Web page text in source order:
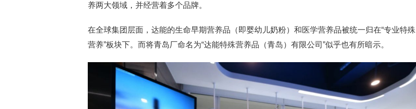
养两大领域，并经营着多个品牌。
在全球集团层面，达能的生命早期营养品（即婴幼儿奶粉）和医学营养品被统一归在“专业特殊
营养”板块下。而将青岛厂命名为“达能特殊营养品（青岛）有限公司”似乎也有所暗示。